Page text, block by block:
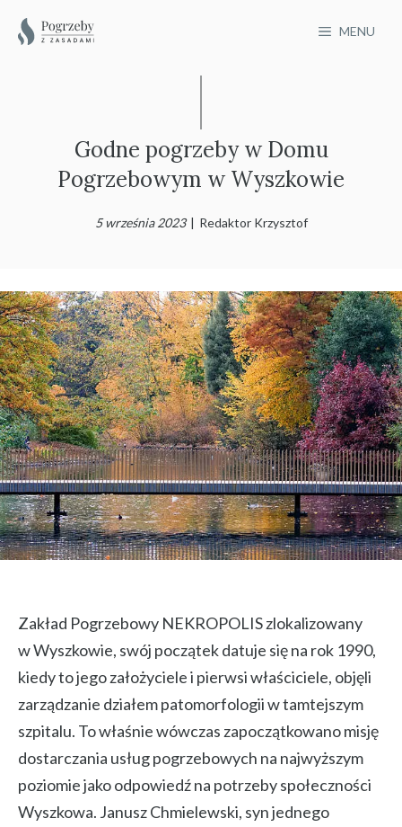
MENU
Godne pogrzeby w Domu
Pogrzebowym w Wyszkowie
5 września 2023 | Redaktor Krzysztof
Zakład Pogrzebowy NEKROPOLIS zlokalizowany
w Wyszkowie, swój początek datuje się na rok 1990,
kiedy to jego założyciele i pierwsi właściciele, objęli
zarządzanie działem patomorfologii w tamtejszym
szpitalu. To właśnie wówczas zapoczątkowano misję
dostarczania usług pogrzebowych na najwyższym
poziomie jako odpowiedź na potrzeby społeczności
Wyszkowa. Janusz Chmielewski, syn jednego